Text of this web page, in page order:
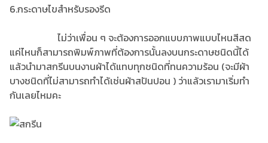
ุ6.กระดาษไขสำหรับรองรีด
ไม่ว่าเพื่อน ๆ จะต้องการออกแบบภาพแบบไหนสีสด
แค่ไหนก็สามารถพิมพ์ภาพที่ต้องการนั้นลงบนกระดาษชนิดนี้ได้
แล้วนำมาสกรีนบนงานผ้าได้แทบทุกชนิดที่ทนความร้อน (จะมีผ้า
บางชนิดที่ไม่สามารถทำได้เช่นผ้าสปันปอน ) ว่าแล้วเรามาเริ่มทำ
กันเลยไหมคะ